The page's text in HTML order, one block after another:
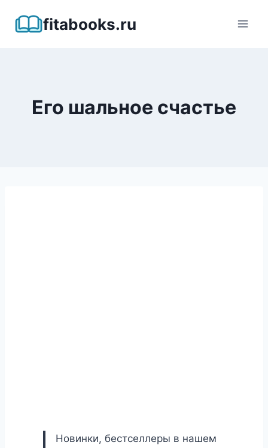
fitabooks.ru
Его шальное счастье
Новинки, бестселлеры в нашем